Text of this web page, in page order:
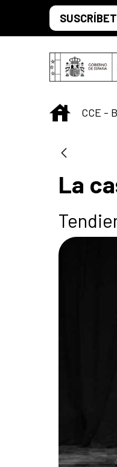
Saltar al contenido
INICIO
CCE -
La